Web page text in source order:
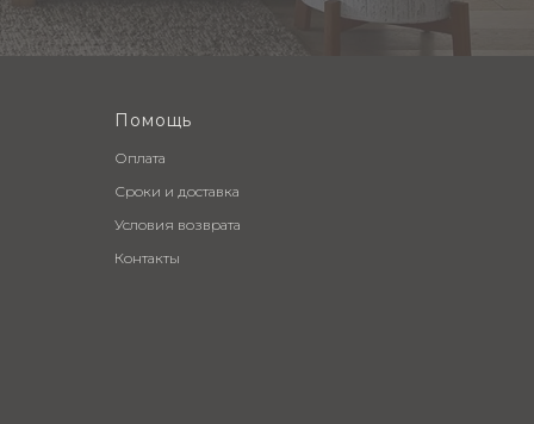
Помощь
Оплата
Сроки и доставка
Условия возврата
Контакты